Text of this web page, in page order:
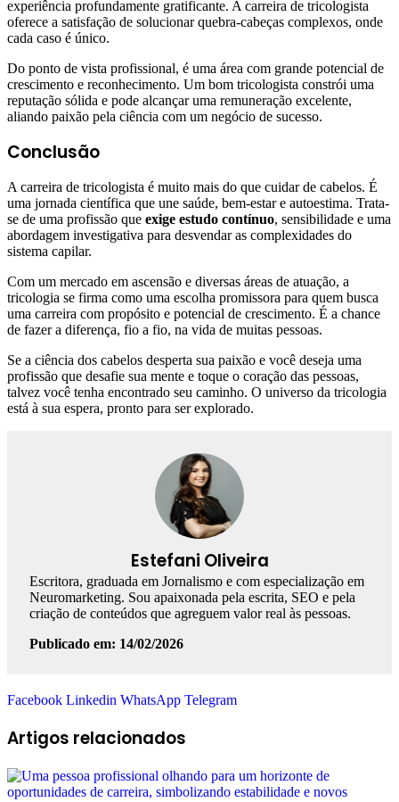
experiência profundamente gratificante. A carreira de tricologista
oferece a satisfação de solucionar quebra-cabeças complexos, onde
cada caso é único.
Do ponto de vista profissional, é uma área com grande potencial de
crescimento e reconhecimento. Um bom tricologista constrói uma
reputação sólida e pode alcançar uma remuneração excelente,
aliando paixão pela ciência com um negócio de sucesso.
Conclusão
A carreira de tricologista é muito mais do que cuidar de cabelos. É
uma jornada científica que une saúde, bem-estar e autoestima. Trata-
se de uma profissão que exige estudo contínuo, sensibilidade e uma
abordagem investigativa para desvendar as complexidades do
sistema capilar.
Com um mercado em ascensão e diversas áreas de atuação, a
tricologia se firma como uma escolha promissora para quem busca
uma carreira com propósito e potencial de crescimento. É a chance
de fazer a diferença, fio a fio, na vida de muitas pessoas.
Se a ciência dos cabelos desperta sua paixão e você deseja uma
profissão que desafie sua mente e toque o coração das pessoas,
talvez você tenha encontrado seu caminho. O universo da tricologia
está à sua espera, pronto para ser explorado.
Estefani Oliveira
Escritora, graduada em Jornalismo e com especialização em
Neuromarketing. Sou apaixonada pela escrita, SEO e pela
criação de conteúdos que agreguem valor real às pessoas.
Publicado em: 14/02/2026
Facebook Linkedin WhatsApp Telegram
Artigos relacionados